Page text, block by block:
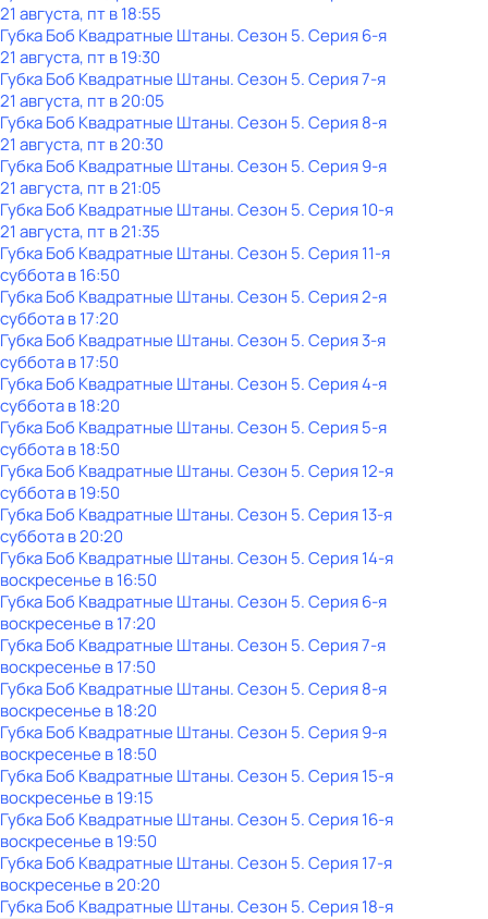
21 августа, пт в 18:55
Губка Боб Квадратные Штаны. Сезон 5. Серия 6-я
21 августа, пт в 19:30
Губка Боб Квадратные Штаны. Сезон 5. Серия 7-я
21 августа, пт в 20:05
Губка Боб Квадратные Штаны. Сезон 5. Серия 8-я
21 августа, пт в 20:30
Губка Боб Квадратные Штаны. Сезон 5. Серия 9-я
21 августа, пт в 21:05
Губка Боб Квадратные Штаны. Сезон 5. Серия 10-я
21 августа, пт в 21:35
Губка Боб Квадратные Штаны. Сезон 5. Серия 11-я
субботав16:50
Губка Боб Квадратные Штаны. Сезон 5. Серия 2-я
субботав17:20
Губка Боб Квадратные Штаны. Сезон 5. Серия 3-я
субботав17:50
Губка Боб Квадратные Штаны. Сезон 5. Серия 4-я
субботав18:20
Губка Боб Квадратные Штаны. Сезон 5. Серия 5-я
субботав18:50
Губка Боб Квадратные Штаны. Сезон 5. Серия 12-я
субботав19:50
Губка Боб Квадратные Штаны. Сезон 5. Серия 13-я
субботав20:20
Губка Боб Квадратные Штаны. Сезон 5. Серия 14-я
воскресенье в16:50
Губка Боб Квадратные Штаны. Сезон 5. Серия 6-я
воскресенье в17:20
Губка Боб Квадратные Штаны. Сезон 5. Серия 7-я
воскресенье в17:50
Губка Боб Квадратные Штаны. Сезон 5. Серия 8-я
воскресенье в18:20
Губка Боб Квадратные Штаны. Сезон 5. Серия 9-я
воскресенье в18:50
Губка Боб Квадратные Штаны. Сезон 5. Серия 15-я
воскресенье в19:15
Губка Боб Квадратные Штаны. Сезон 5. Серия 16-я
воскресенье в19:50
Губка Боб Квадратные Штаны. Сезон 5. Серия 17-я
воскресенье в20:20
Губка Боб Квадратные Штаны. Сезон 5. Серия 18-я